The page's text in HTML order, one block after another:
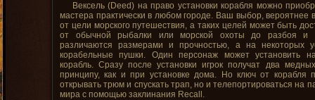
Вексель (Deed) на право установки корабля можно
мастера практически в любом городе. Ваш выбор, вероятнее
от цели морского путешествия, а таких целей может быть
от обычной рыбалки или морской охоты до разбоя и
различаются размерами и прочностью, а на некоторых
корабельные пушки. Один персонаж может установить
корабль. Сразу после установки игрок получат два
принципу, как и при установке дома. Но ключ от корабля
открывать трюм и спускать трап, но и телепортироваться на
мира с помощью заклинания Recall.